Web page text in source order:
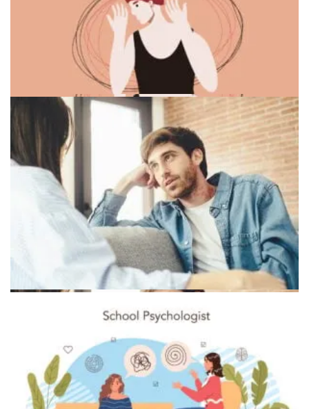
Взаимосвязь между депрессией и социальным
взаимодействием
Психологическая помощь и поддержка